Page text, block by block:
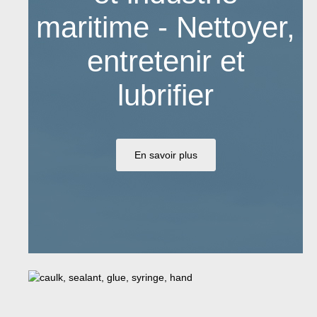
maritime - Nettoyer,
entretenir et
lubrifier
En savoir plus